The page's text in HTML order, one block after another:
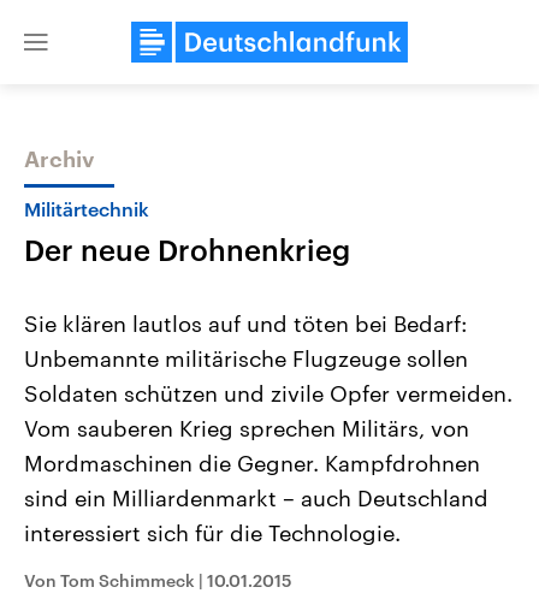
Close
Themen
USA
Aktuelle Beiträge, Analysen und
Hintergründe
Wirtschaftlich und militärisch
gehören die Vereinigten Staaten zu
mit großem Einfluss auf das
Nahostkonflikt
Aktuelle Lage und
Der Überfall der
Terrororganisation Hamas
Oktober 2023 auf Israel
Israel möchte die Hamas
Archiv
Militärtechnik
Der neue Drohnenkrieg
Sie klären lautlos auf und töten bei Bedarf:
Unbemannte militärische Flugzeuge sollen
Soldaten schützen und zivile Opfer vermeiden.
Vom sauberen Krieg sprechen Militärs, von
Mordmaschinen die Gegner. Kampfdrohnen
sind ein Milliardenmarkt – auch Deutschland
interessiert sich für die Technologie.
Von Tom Schimmeck | 10.01.2015